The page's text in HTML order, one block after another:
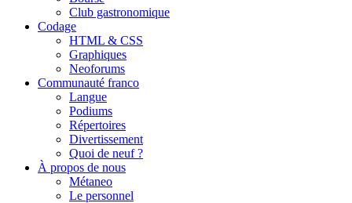
Club gastronomique
Codage
HTML & CSS
Graphiques
Neoforums
Communauté franco
Langue
Podiums
Répertoires
Divertissement
Quoi de neuf ?
À propos de nous
Métaneo
Le personnel